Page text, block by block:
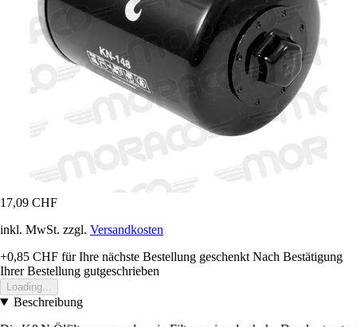
17,09 CHF
inkl. MwSt. zzgl. Versandkosten
+0,85 CHF für Ihre nächste Bestellung geschenkt Nach Bestätigung
Ihrer Bestellung gutgeschrieben
Loading...
Beschreibung